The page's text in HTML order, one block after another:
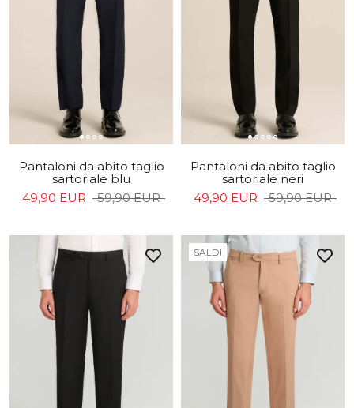
Pantaloni da abito taglio
sartoriale blu
49,90 EUR
59,90 EUR
Pantaloni da abito taglio
sartoriale neri
49,90 EUR
59,90 EUR
SALDI